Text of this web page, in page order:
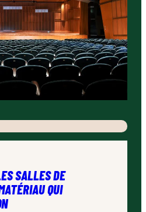
SALLES DE
QUI